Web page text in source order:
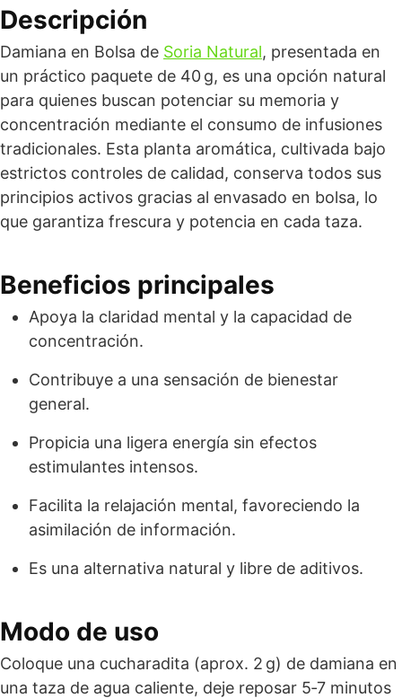
Descripción
Damiana en Bolsa de Soria Natural, presentada en
un práctico paquete de 40 g, es una opción natural
para quienes buscan potenciar su memoria y
concentración mediante el consumo de infusiones
tradicionales. Esta planta aromática, cultivada bajo
estrictos controles de calidad, conserva todos sus
principios activos gracias al envasado en bolsa, lo
que garantiza frescura y potencia en cada taza.
Beneficios principales
Apoya la claridad mental y la capacidad de
concentración.
Contribuye a una sensación de bienestar
general.
Propicia una ligera energía sin efectos
estimulantes intensos.
Facilita la relajación mental, favoreciendo la
asimilación de información.
Es una alternativa natural y libre de aditivos.
Modo de uso
Coloque una cucharadita (aprox. 2 g) de damiana en
una taza de agua caliente, deje reposar 5‑7 minutos